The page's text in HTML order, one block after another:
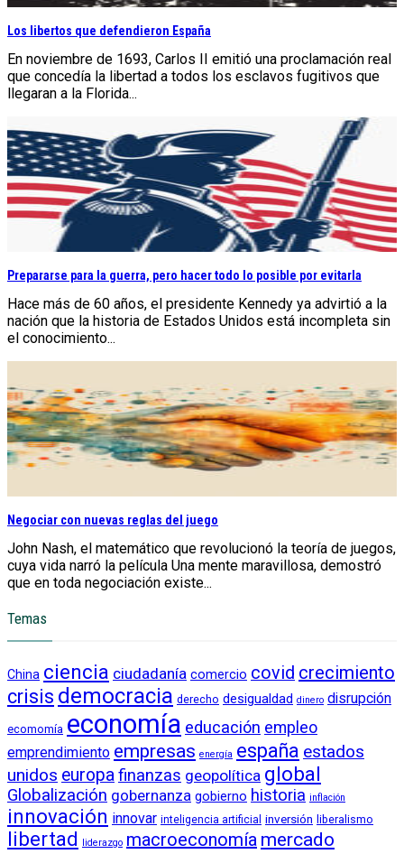
Los libertos que defendieron España
En noviembre de 1693, Carlos II emitió una proclamación real
que concedía la libertad a todos los esclavos fugitivos que
llegaran a la Florida...
Prepararse para la guerra, pero hacer todo lo posible por evitarla
Hace más de 60 años, el presidente Kennedy ya advirtió a la
nación que la historia de Estados Unidos está incompleta sin
el conocimiento...
Negociar con nuevas reglas del juego
John Nash, el matemático que revolucionó la teoría de juegos,
cuya vida narró la película Una mente maravillosa, demostró
que en toda negociación existe...
Temas
China ciencia ciudadanía comercio covid crecimiento
crisis democracia derecho desigualdad dinero disrupción
ecomomía economía educación empleo
emprendimiento empresas energía españa estados
unidos europafinanzas geopolítica global
Globalización gobernanza gobierno historia inflación
innovación innovar inteligencia artificial inversión liberalismo
libertad liderazgo macroeconomía mercado